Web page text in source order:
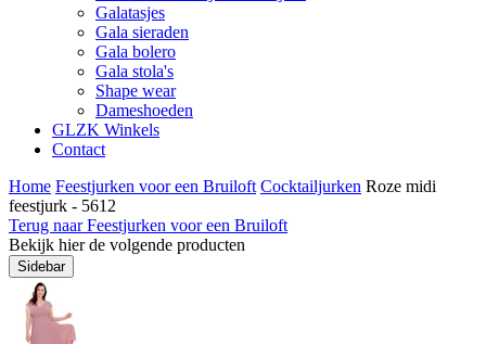
Galatasjes
Gala sieraden
Gala bolero
Gala stola's
Shape wear
Dameshoeden
GLZK Winkels
Contact
Home Feestjurken voor een Bruiloft Cocktailjurken Roze midi
feestjurk - 5612
Terug naar Feestjurken voor een Bruiloft
Bekijk hier de volgende producten
Sidebar